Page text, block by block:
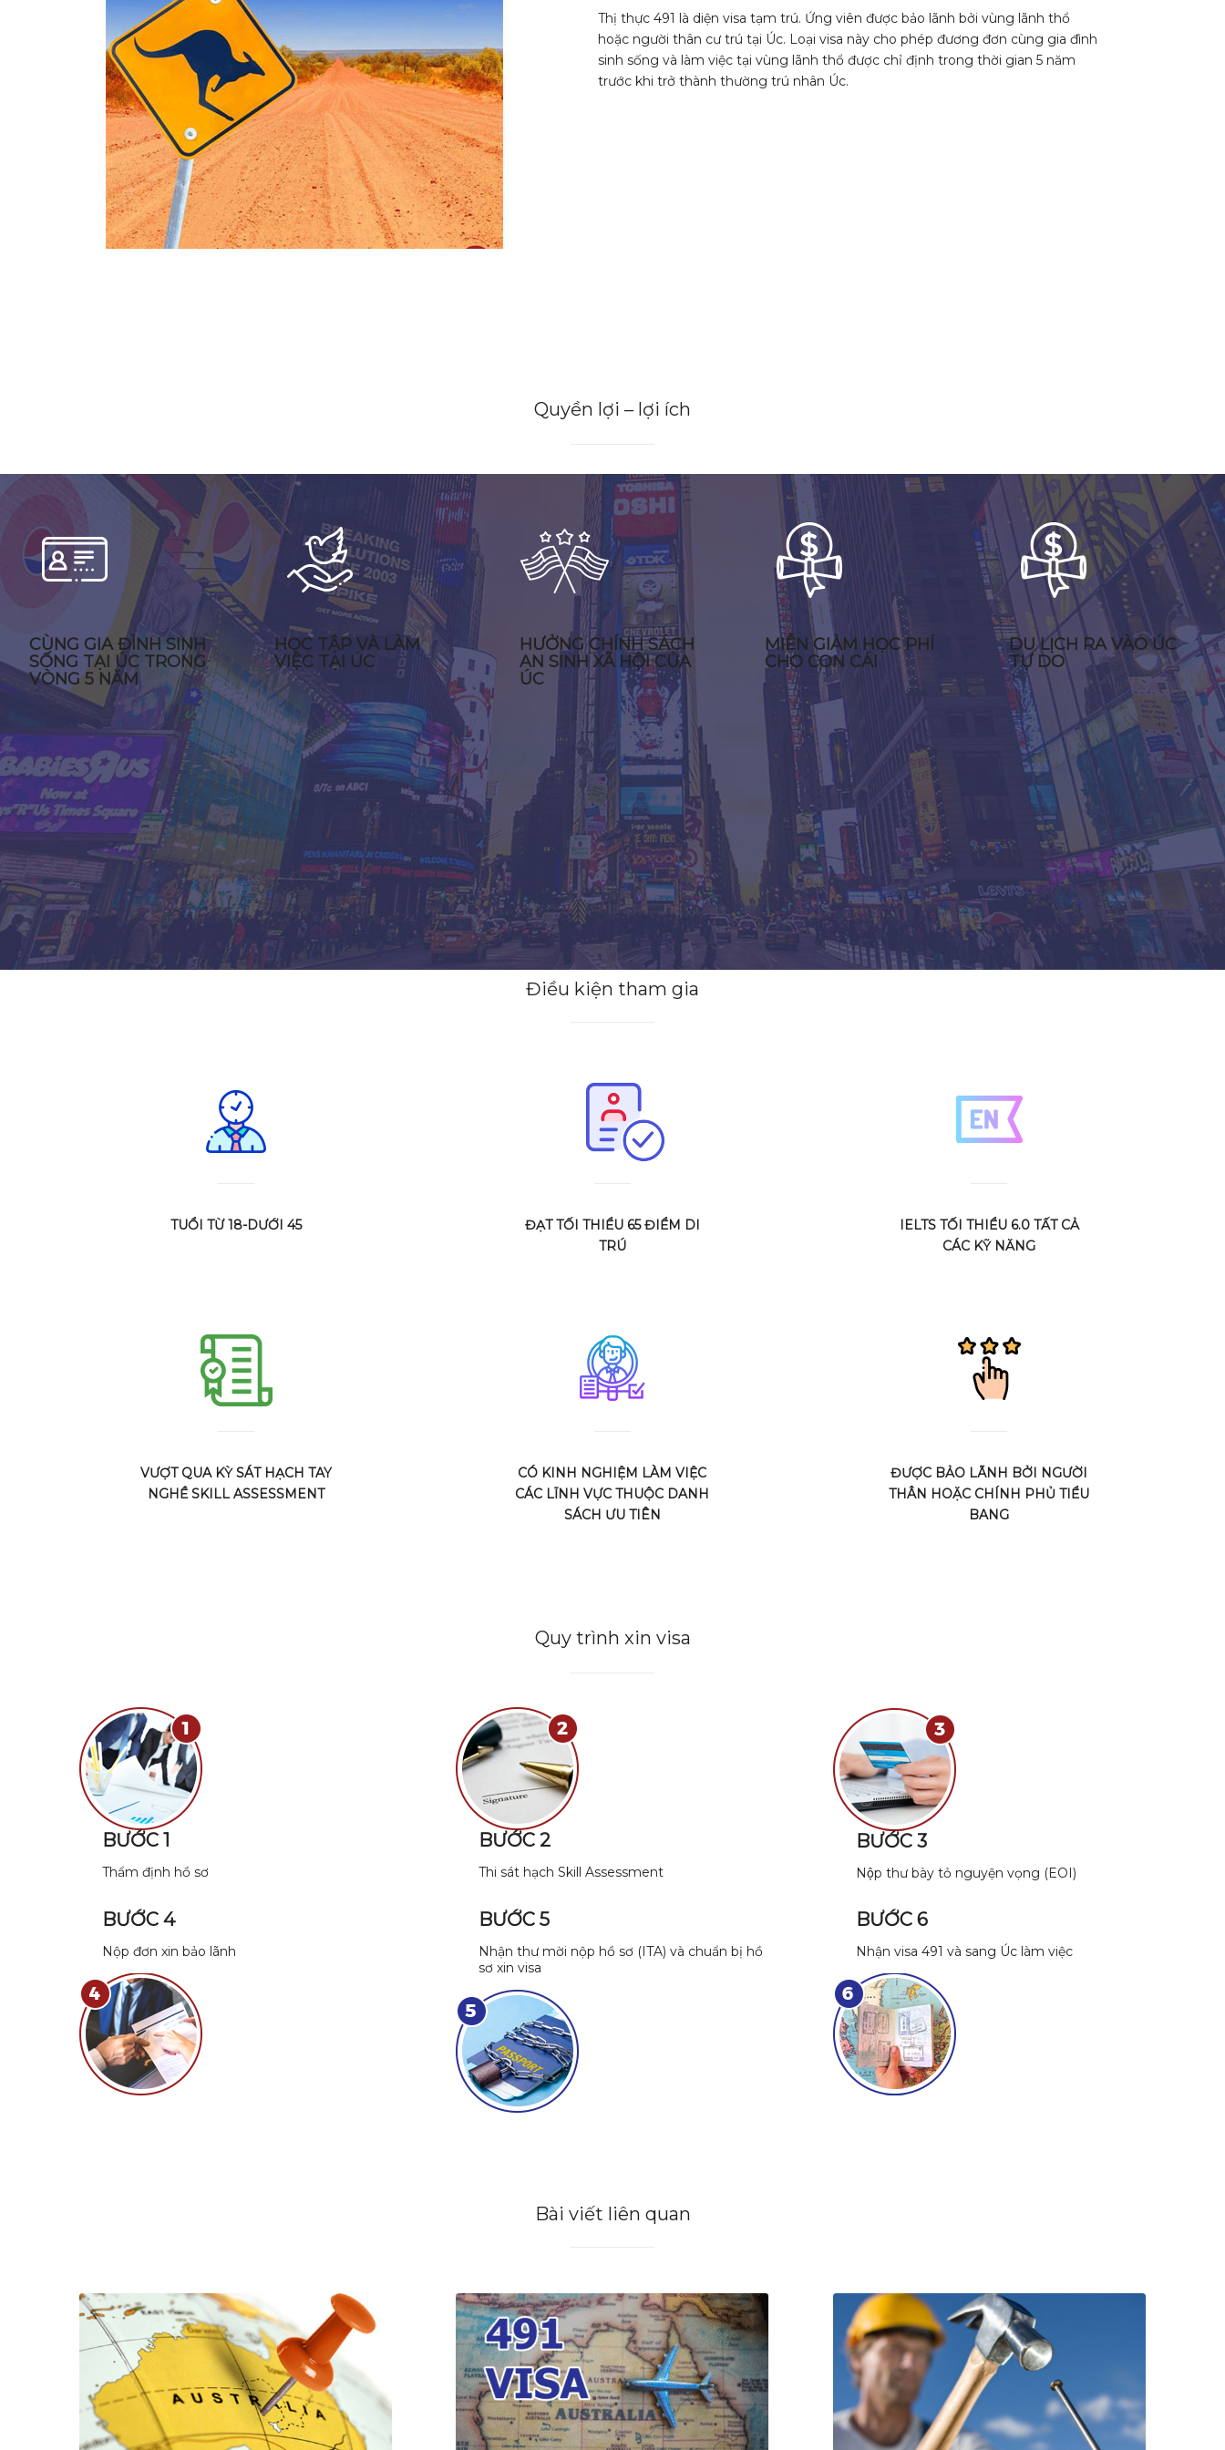
Thị thực 491 là diện visa tạm trú. Ứng viên được bảo lãnh bởi vùng lãnh thổ
hoặc người thân cư trú tại Úc. Loại visa này cho phép đương đơn cùng gia đình
sinh sống và làm việc tại vùng lãnh thổ được chỉ định trong thời gian 5 năm
trước khi trở thành thường trú nhân Úc.
Quyền lợi – lợi ích
CÙNG GIA ĐÌNH SINH
SỐNG TẠI ÚC TRONG
VÒNG 5 NĂM
HỌC TẬP VÀ LÀM
VIỆC TẠI ÚC
HƯỞNG CHÍNH SÁCH
AN SINH XÃ HỘI CỦA
ÚC
MIỄN GIẢM HỌC PHÍ
CHO CON CÁI
DU LỊCH RA VÀO ÚC
TỰ DO
Điều kiện tham gia
TUỔI TỪ 18-DƯỚI 45
ĐẠT TỐI THIỂU 65 ĐIỂM DI
TRÚ
IELTS TỐI THIỂU 6.0 TẤT CẢ
CÁC KỸ NĂNG
VƯỢT QUA KỲ SÁT HẠCH TAY
NGHỀ SKILL ASSESSMENT
CÓ KINH NGHIỆM LÀM VIỆC
CÁC LĨNH VỰC THUỘC DANH
SÁCH ƯU TIÊN
ĐƯỢC BẢO LÃNH BỞI NGƯỜI
THÂN HOẶC CHÍNH PHỦ TIỂU
BANG
Quy trình xin visa
BƯỚC 1
Thẩm định hồ sơ
BƯỚC 2
Thi sát hạch Skill Assessment
BƯỚC 3
Nộp thư bày tỏ nguyện vọng (EOI)
BƯỚC 4
Nộp đơn xin bảo lãnh
BƯỚC 5
Nhận thư mời nộp hồ sơ (ITA) và chuẩn bị hồ
sơ xin visa
BƯỚC 6
Nhận visa 491 và sang Úc làm việc
Bài viết liên quan